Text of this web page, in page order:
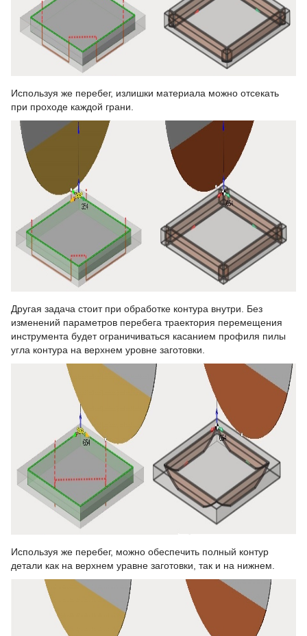
Используя же перебег, излишки материала можно отсекать
при проходе каждой грани.
Другая задача стоит при обработке контура внутри. Без
изменений параметров перебега траектория перемещения
инструмента будет ограничиваться касанием профиля пилы
угла контура на верхнем уровне заготовки.
Используя же перебег, можно обеспечить полный контур
детали как на верхнем уравне заготовки, так и на нижнем.